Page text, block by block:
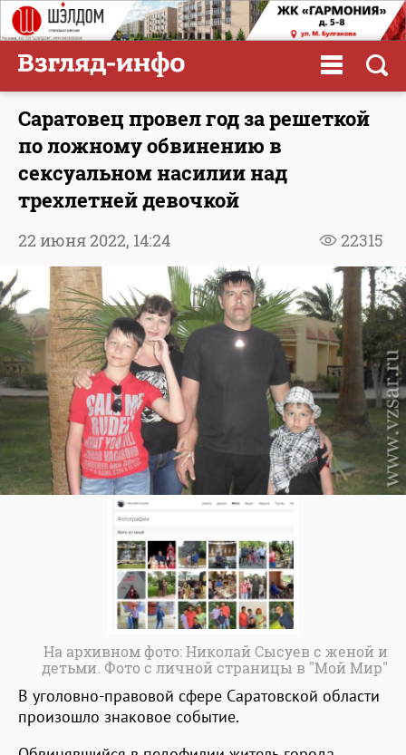
Саратовец провел год за решеткой
по ложному обвинению в
сексуальном насилии над
трехлетней девочкой
22315
22 июня 2022, 14:24
На архивном фото: Николай Сысуев с женой и
детьми. Фото с личной страницы в "Мой Мир"
В уголовно-правовой сфере Саратовской области
произошло знаковое событие.